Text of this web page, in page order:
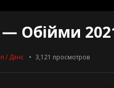
— Обійми
/ Дэнс 3,121 просмотров